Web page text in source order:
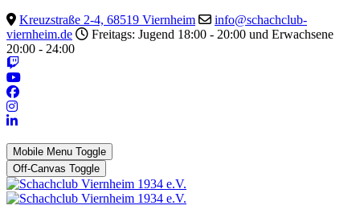
Kreuzstraße 2-4, 68519 Viernheim
info@schachclub-
viernheim.de
Freitags: Jugend 18:00 - 20:00 und Erwachsene
20:00 - 24:00
Mobile Menu Toggle
Off-Canvas Toggle